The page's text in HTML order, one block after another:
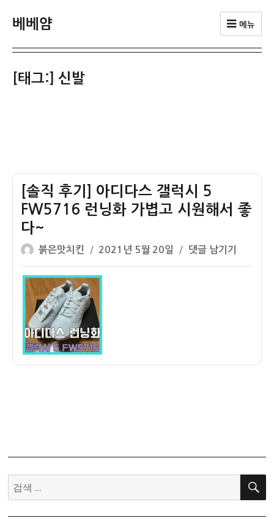
베베얌 메뉴
[태그:]신발
[솔직 후기] 아디다스 갤럭시 5
FW5716 런닝화 가볍고 시원해서 좋
다~
글
쓴
이
붉은맛치킨
작
성
일
2021년 5월 20일
[솔
직
댓글 남기기
검
색:
검